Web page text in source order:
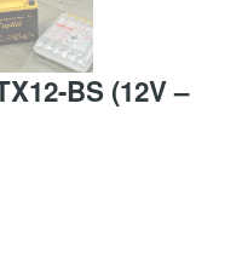
BS (12V –